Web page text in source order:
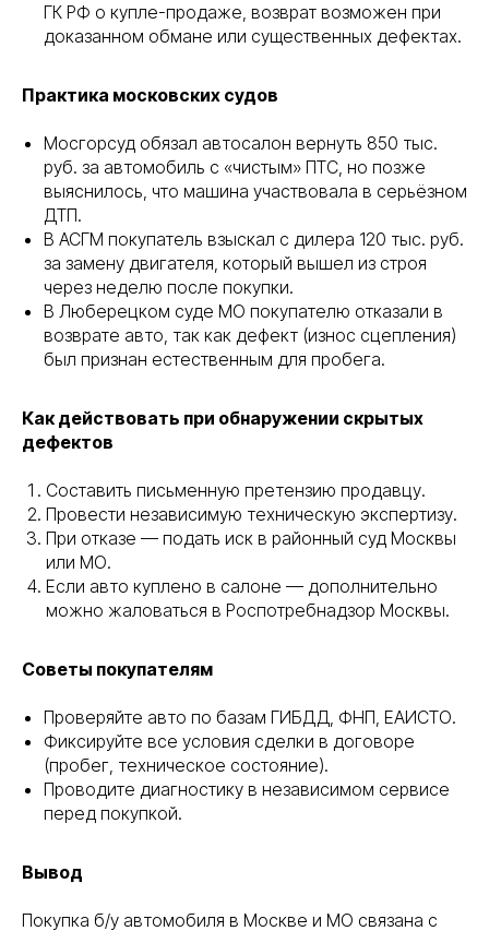
ГК РФ о купле-продаже, возврат возможен при
доказанном обмане или существенных дефектах.
Практика московских судов
Мосгорсуд обязал автосалон вернуть 850 тыс.
руб. за автомобиль с «чистым» ПТС, но позже
выяснилось, что машина участвовала в серьёзном
ДТП.
В АСГМ покупатель взыскал с дилера 120 тыс. руб.
за замену двигателя, который вышел из строя
через неделю после покупки.
В Люберецком суде МО покупателю отказали в
возврате авто, так как дефект (износ сцепления)
был признан естественным для пробега.
Как действовать при обнаружении скрытых
дефектов
Составить письменную претензию продавцу.
Провести независимую техническую экспертизу.
При отказе — подать иск в районный суд Москвы
или МО.
Если авто куплено в салоне — дополнительно
можно жаловаться в Роспотребнадзор Москвы.
Советы покупателям
Проверяйте авто по базам ГИБДД, ФНП, ЕАИСТО.
Фиксируйте все условия сделки в договоре
(пробег, техническое состояние).
Проводите диагностику в независимом сервисе
перед покупкой.
Вывод
Покупка б/у автомобиля в Москве и МО связана с